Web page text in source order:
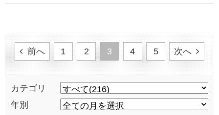
前へ 1 2 3 4 5 次へ
カテゴリ
年別